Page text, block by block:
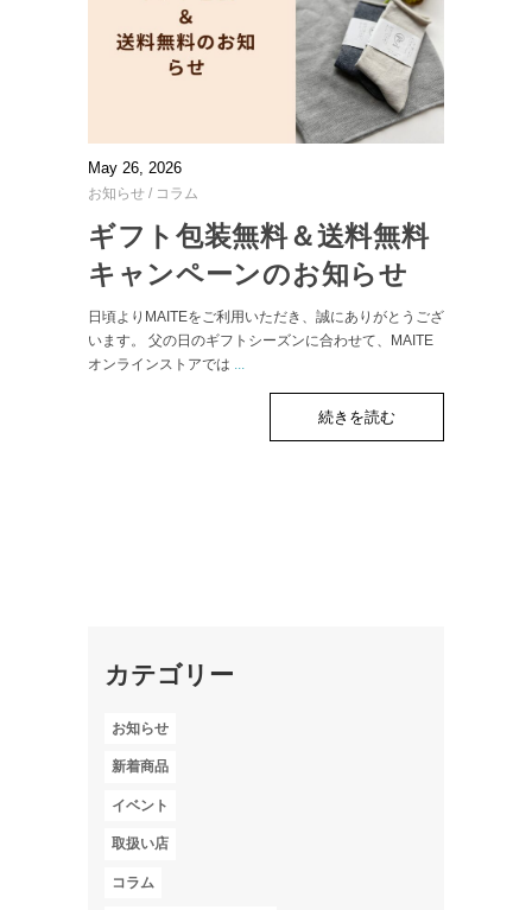
May 26, 2026
お知らせ / コラム
ギフト包装無料＆送料無料
キャンペーンのお知らせ
日頃よりMAITEをご利用いただき、誠にありがとうござ
います。 父の日のギフトシーズンに合わせて、MAITE
オンラインストアでは
続きを読む
カテゴリー
お知らせ
新着商品
イベント
取扱い店
コラム